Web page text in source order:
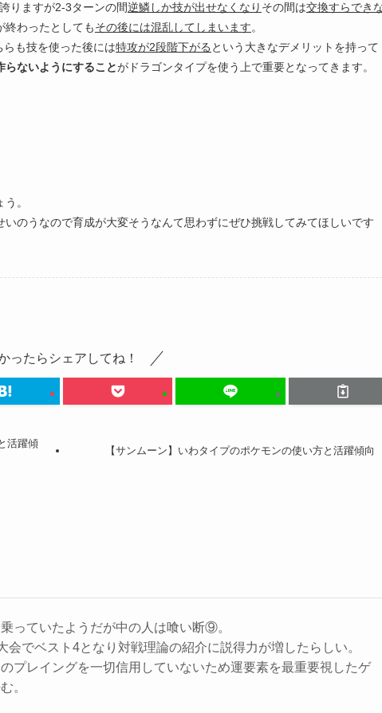
りますが2-3ターンの間逆鱗しか技が出せなくなり その間は交換すらでき
終わったとしてもその後には混乱してしまいます。
も技を使った後には特攻が2段階下がる という大きなデメリットを持って
らないようにすることがドラゴンタイプを使う上で重要となってきます。
。
のうなので育成が大変そうなんて思わずにぜひ挑戦してみてほしいです
ったらシェアしてね！
活躍傾
【サンムーン】いわタイプのポケモンの使い方と活躍傾向
っていたようだが中の人は喰い断⑨。
会でベスト4となり対戦理論の紹介に説得力が増したらしい。
プレイングを一切信用していないため運要素を最重要視したゲ
。